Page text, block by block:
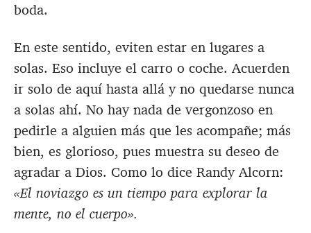
boda.
En este sentido, eviten estar en lugares a
solas. Eso incluye el carro o coche. Acuerden
ir solo de aquí hasta allá y no quedarse nunca
a solas ahí. No hay nada de vergonzoso en
pedirle a alguien más que les acompañe; más
bien, es glorioso, pues muestra su deseo de
agradar a Dios. Como lo dice Randy Alcorn:
«El noviazgo es un tiempo para explorar la
mente, no el cuerpo».